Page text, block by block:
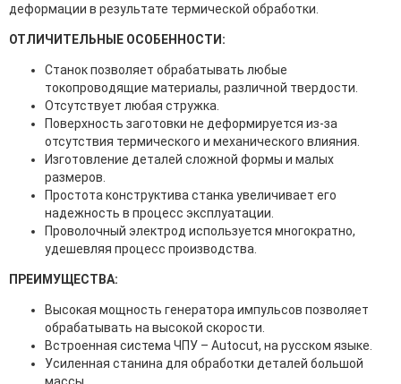
деформации в результате термической обработки.
ОТЛИЧИТЕЛЬНЫЕ ОСОБЕННОСТИ:
Станок позволяет обрабатывать любые
токопроводящие материалы, различной твердости.
Отсутствует любая стружка.
Поверхность заготовки не деформируется из-за
отсутствия термического и механического влияния.
Изготовление деталей сложной формы и малых
размеров.
Простота конструктива станка увеличивает его
надежность в процесс эксплуатации.
Проволочный электрод используется многократно,
удешевляя процесс производства.
ПРЕИМУЩЕСТВА:
Высокая мощность генератора импульсов позволяет
обрабатывать на высокой скорости.
Встроенная система ЧПУ – Autocut, на русском языке.
Усиленная станина для обработки деталей большой